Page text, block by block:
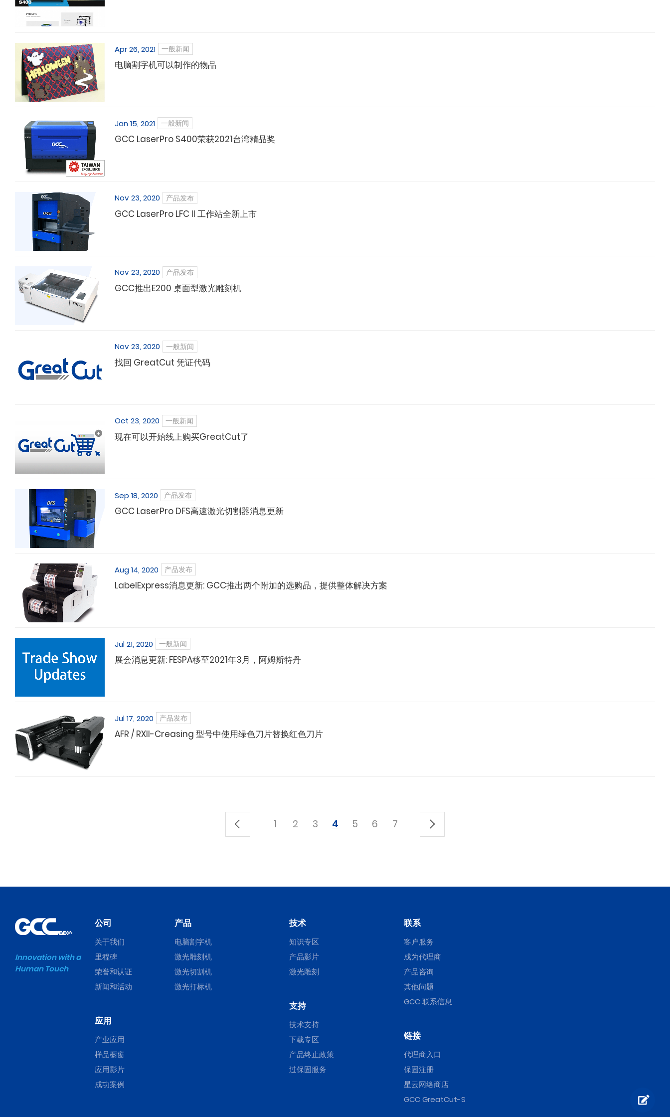
Apr 26, 2021 一般新闻
电脑割字机可以制作的物品
Jan 15, 2021 一般新闻
GCC LaserPro S400荣获2021台湾精品奖
Nov 23, 2020 产品发布
GCC LaserPro LFC II 工作站全新上市
Nov 23, 2020 产品发布
GCC推出E200 桌面型激光雕刻机
Nov 23, 2020 一般新闻
找回 GreatCut 凭证代码
Oct 23, 2020 一般新闻
现在可以开始线上购买GreatCut了
Sep 18, 2020 产品发布
GCC LaserPro DFS高速激光切割器消息更新
Aug 14, 2020 产品发布
LabelExpress消息更新: GCC推出两个附加的选购品，提供整体解决方案
Jul 21, 2020 一般新闻
展会消息更新: FESPA移至2021年3月，阿姆斯特丹
Jul 17, 2020 产品发布
AFR / RXII-Creasing 型号中使用绿色刀片替换红色刀片
1 2 3 4 5 6 7
Innovation with a
Human Touch
公司
关于我们
里程碑
荣誉和认证
新闻和活动
应用
产业应用
样品橱窗
应用影片
成功案例
产品
电脑割字机
激光雕刻机
激光切割机
激光打标机
技术
知识专区
产品影片
激光雕刻
支持
技术支持
下载专区
产品终止政策
过保固服务
联系
客户服务
成为代理商
产品咨询
其他问题
GCC 联系信息
链接
代理商入口
保固注册
星云网络商店
GCC GreatCut-S